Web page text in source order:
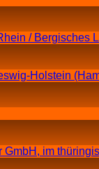
/ Bergisches
Holstein
im